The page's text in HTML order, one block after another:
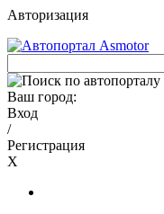
Авторизация
Ваш город:
Вход
/
Регистрация
X